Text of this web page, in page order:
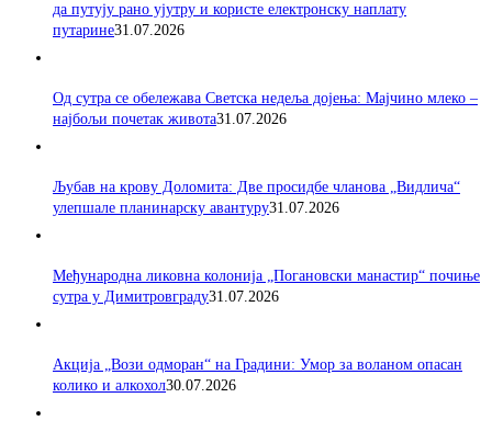
да путују рано ујутру и користе електронску наплату
путарине31.07.2026
Од сутра се обележава Светска недеља дојења: Мајчино млеко –
најбољи почетак живота31.07.2026
Љубав на крову Доломита: Две просидбе чланова „Видлича“
улепшале планинарску авантуру31.07.2026
Међународна ликовна колонија „Погановски манастир“ почиње
сутра у Димитровграду31.07.2026
Акција „Вози одморан“ на Градини: Умор за воланом опасан
колико и алкохол30.07.2026